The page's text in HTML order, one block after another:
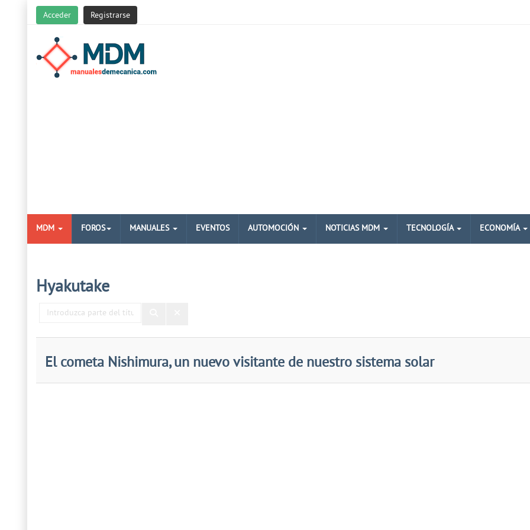
Acceder Registrarse
MDM FOROS MANUALES EVENTOS AUTOMOCIÓN NOTICIAS MDM TECNOLOGÍA ECONOMÍA
Hyakutake
Introduzca
El cometa Nishimura, un nuevo visitante de nuestro sistema solar